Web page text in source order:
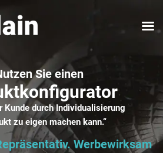
Sie einen
Kunde durch Individualisierung
zu eigen machen kann.“
Werbewirksam